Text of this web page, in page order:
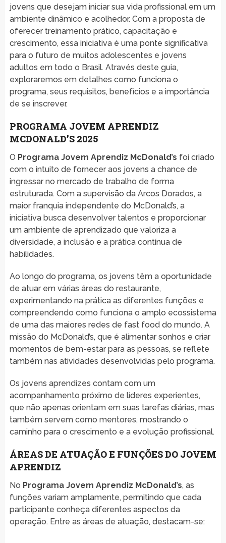
jovens que desejam iniciar sua vida profissional em um
ambiente dinâmico e acolhedor. Com a proposta de
oferecer treinamento prático, capacitação e
crescimento, essa iniciativa é uma ponte significativa
para o futuro de muitos adolescentes e jovens
adultos em todo o Brasil. Através deste guia,
exploraremos em detalhes como funciona o
programa, seus requisitos, benefícios e a importância
de se inscrever.
PROGRAMA JOVEM APRENDIZ
MCDONALD’S 2025
O Programa Jovem Aprendiz McDonald’s foi criado
com o intuito de fornecer aos jovens a chance de
ingressar no mercado de trabalho de forma
estruturada. Com a supervisão da Arcos Dorados, a
maior franquia independente do McDonald’s, a
iniciativa busca desenvolver talentos e proporcionar
um ambiente de aprendizado que valoriza a
diversidade, a inclusão e a prática contínua de
habilidades.
Ao longo do programa, os jovens têm a oportunidade
de atuar em várias áreas do restaurante,
experimentando na prática as diferentes funções e
compreendendo como funciona o amplo ecossistema
de uma das maiores redes de fast food do mundo. A
missão do McDonald’s, que é alimentar sonhos e criar
momentos de bem-estar para as pessoas, se reflete
também nas atividades desenvolvidas pelo programa.
Os jovens aprendizes contam com um
acompanhamento próximo de líderes experientes,
que não apenas orientam em suas tarefas diárias, mas
também servem como mentores, mostrando o
caminho para o crescimento e a evolução profissional.
ÁREAS DE ATUAÇÃO E FUNÇÕES DO JOVEM
APRENDIZ
No Programa Jovem Aprendiz McDonald’s, as
funções variam amplamente, permitindo que cada
participante conheça diferentes aspectos da
operação. Entre as áreas de atuação, destacam-se: